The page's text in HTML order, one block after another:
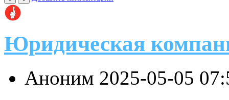
Юридическая
Аноним 2025-05-05